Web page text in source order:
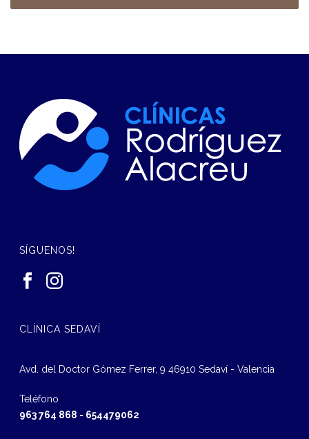
SÍGUENOS!
CLÍNICA SEDAVÍ
Avd. del Doctor Gómez Ferrer, 9 46910 Sedaví - Valencia
Teléfono
963 764 868 - 654479062